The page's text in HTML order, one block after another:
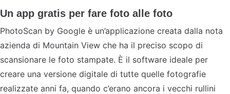
Un app gratis per fare foto alle foto
PhotoScan by Google è un’applicazione creata dalla nota
azienda di Mountain View che ha il preciso scopo di
scansionare le foto stampate. È il software ideale per
creare una versione digitale di tutte quelle fotografie
realizzate anni fa, quando c’erano ancora i vecchi rullini